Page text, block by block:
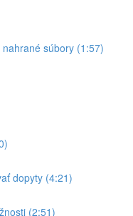
súbory (1:57)
dopyty (4:21)
(2:51)